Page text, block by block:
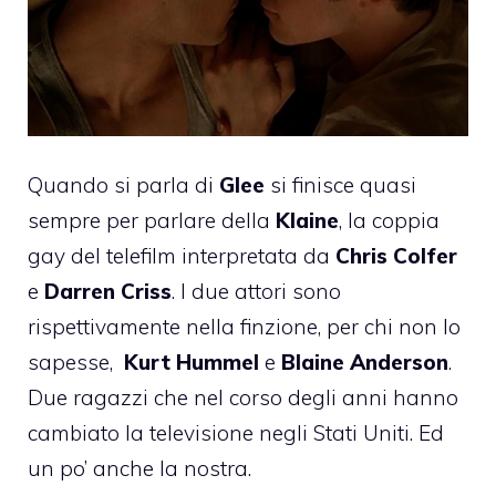
Quando si parla di Glee si finisce quasi
sempre per parlare della Klaine, la coppia
gay del telefilm interpretata da Chris Colfer
e Darren Criss. I due attori sono
rispettivamente nella finzione, per chi non lo
sapesse, Kurt Hummel e Blaine Anderson.
Due ragazzi che nel corso degli anni hanno
cambiato la televisione negli Stati Uniti. Ed
un po’ anche la nostra.